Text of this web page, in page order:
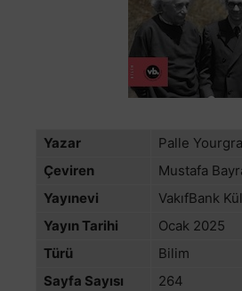
Yazar
Palle
Çeviren
Mustafa
Yayınevi
VakıfBank
Yayın Tarihi
Ocak 2025
Türü
Bilim
Sayfa Sayısı
264